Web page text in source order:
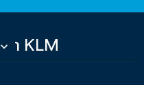
Om KLM
keyboard_arrow_down